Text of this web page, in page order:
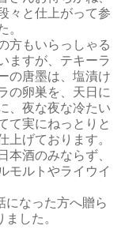
々と仕上がって参
。
方もいらっしゃる
ますが、テキーラ
の唐墨は、塩漬け
の卵巣を、天日に
、夜な夜な冷たい
て実にねっとりと
上げております。
本酒のみならず、
モルトやライウイ
になった方へ贈ら
した。